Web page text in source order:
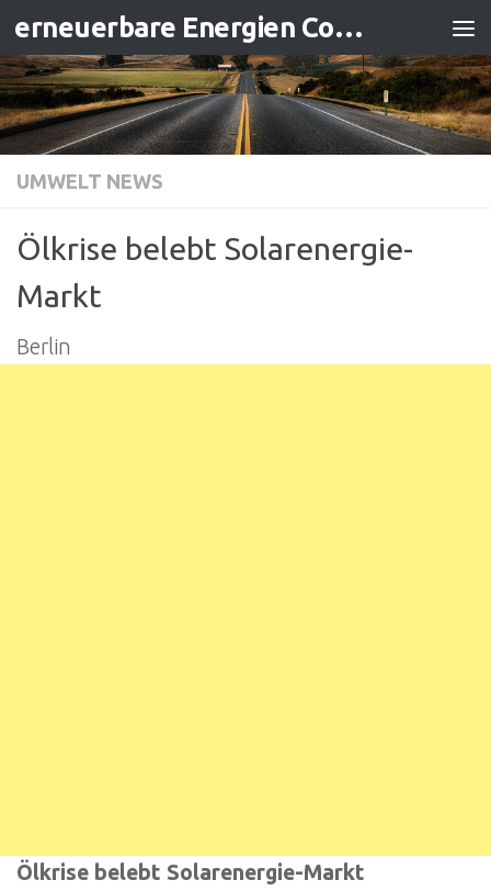
Zum Inhalt springen erneuerbare Energien Contracting
UMWELT NEWS
Ölkrise belebt Solarenergie-
Markt
Berlin
Ölkrise belebt Solarenergie-Markt